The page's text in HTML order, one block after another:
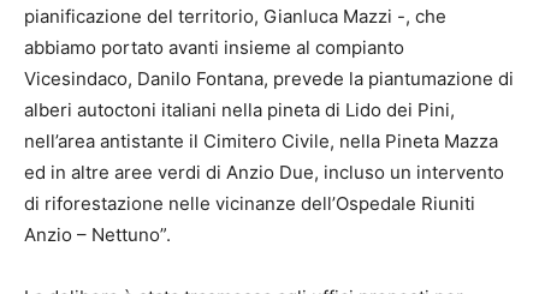
pianificazione del territorio, Gianluca Mazzi -, che
abbiamo portato avanti insieme al compianto
Vicesindaco, Danilo Fontana, prevede la piantumazione di
alberi autoctoni italiani nella pineta di Lido dei Pini,
nell’area antistante il Cimitero Civile, nella Pineta Mazza
ed in altre aree verdi di Anzio Due, incluso un intervento
di riforestazione nelle vicinanze dell’Ospedale Riuniti
Anzio – Nettuno”.